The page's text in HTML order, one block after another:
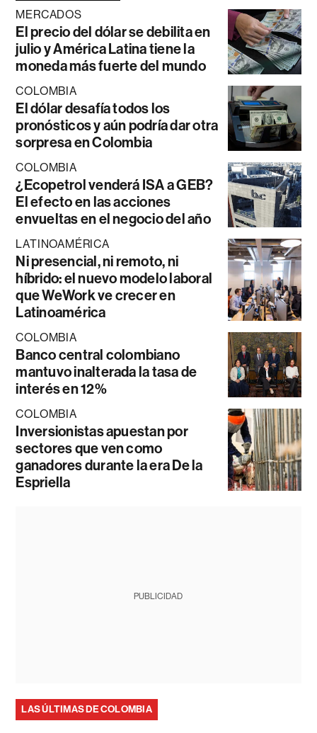
MERCADOS
El precio del dólar se debilita en
julio y América Latina tiene la
moneda más fuerte del mundo
COLOMBIA
El dólar desafía todos los
pronósticos y aún podría dar otra
sorpresa en Colombia
COLOMBIA
¿Ecopetrol venderá ISA a GEB?
El efecto en las acciones
envueltas en el negocio del año
LATINOAMÉRICA
Ni presencial, ni remoto, ni
híbrido: el nuevo modelo laboral
que WeWork ve crecer en
Latinoamérica
COLOMBIA
Banco central colombiano
mantuvo inalterada la tasa de
interés en 12%
COLOMBIA
Inversionistas apuestan por
sectores que ven como
ganadores durante la era De la
Espriella
PUBLICIDAD
LAS ÚLTIMAS DE COLOMBIA